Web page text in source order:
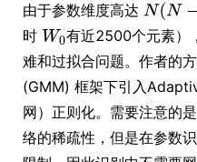
由于参数维度高达
时
有近2500个元素）
难和过拟合问题。作者的
(GMM) 框架下引入
网）正则化。需要注意的
络的稀疏性，但是在参数